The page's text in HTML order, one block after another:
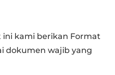
kami berikan Format
dokumen wajib yang